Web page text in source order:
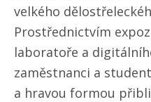
velkého
Prostřednictvím
laboratoře a
zaměstnanci a
a hravou formou